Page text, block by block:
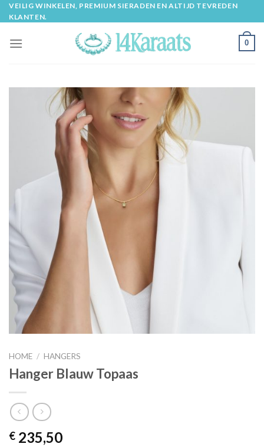
Skip
to
VEILIG WINKELEN, PREMIUM SIERADEN EN ALTIJD TEVREDEN
KLANTEN.
0
HOME / HANGERS
Hanger Blauw Topaas
€ 235,50